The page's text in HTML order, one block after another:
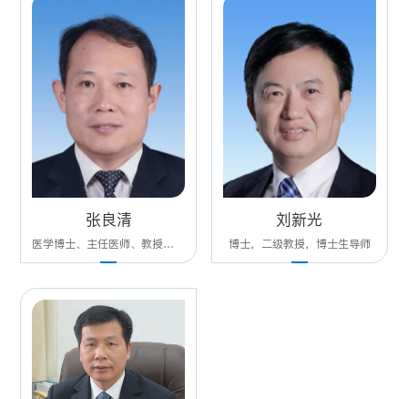
张良清
医学博士、主任医师、教授、硕士博士导师、博士后合作导师
刘新光
博士，二级教授，博士生导师